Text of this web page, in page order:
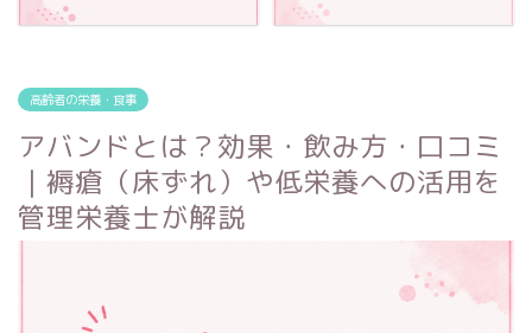
高齢者の栄養・食事
アバンドとは？効果・飲み方・口コミ
｜褥瘡（床ずれ）や低栄養への活用を
管理栄養士が解説